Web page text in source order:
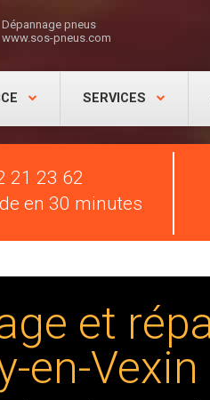
Dépannage pneus
www.sos-pneus.com
SERVICES
21 23 62
en 30 minutes
et
en-Vexin